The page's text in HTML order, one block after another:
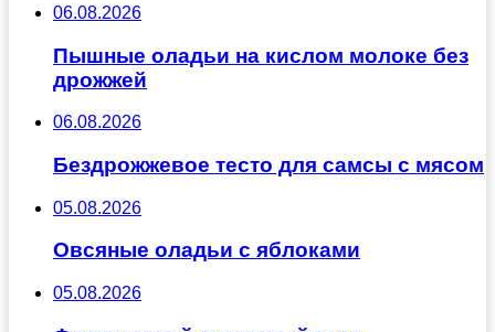
06.08.2026
Пышные оладьи на кислом молоке без
дрожжей
06.08.2026
Бездрожжевое тесто для самсы с мясом
05.08.2026
Овсяные оладьи с яблоками
05.08.2026